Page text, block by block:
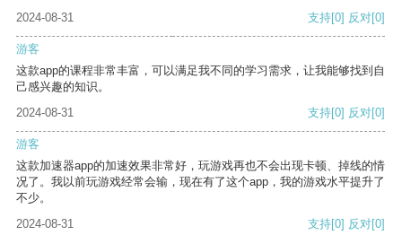
2024-08-31 支持[0] 反对[0]
游客
这款app的课程非常丰富，可以满足我不同的学习需求，让我能够找到自
己感兴趣的知识。
2024-08-31
支持[0] 反对[0]
游客
这款加速器app的加速效果非常好，玩游戏再也不会出现卡顿、掉线的情
况了。我以前玩游戏经常会输，现在有了这个app，我的游戏水平提升了
不少。
2024-08-31
支持[0] 反对[0]